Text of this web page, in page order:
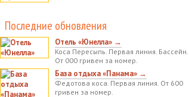
Последние обновления
Отель «Юнелла» →
Коса Пересыпь. Первая линия. Бассейн.
От 000 гривен за номер.
База отдыха «Панама» →
Федотова коса. Первая линия. От 600
гривен за номер.